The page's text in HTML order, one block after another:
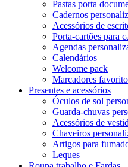
Pastas porta
Cadernos
Acessórios de
Porta-cartões para
Agendas
Calendários
Welcome pack
Marcadores
Presentes e acessórios
Óculos de sol
Guarda-chuvas
Acessórios de
Chaveiros
Artigos para
Leques